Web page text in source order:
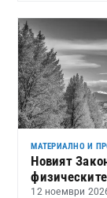
МАТЕРИАЛНО И
Новият
12 ноември